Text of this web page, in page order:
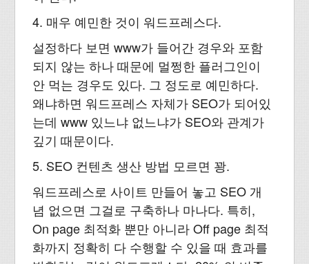
4. 매우 예민한 것이 워드프레스다.
설정하다 보면 www가 들어간 경우와 포함
되지 않는 하나 때문에 멀쩡한 플러그인이
안 먹는 경우도 있다. 그 정도로 예민하다.
왜냐하면 워드프레스 자체가 SEO가 되어있
는데 www 있느냐 없느냐가 SEO와 관계가
깊기 때문이다.
5. SEO 컨텐츠 생산 방법 모르면 꽝.
워드프레스로 사이트 만들어 놓고 SEO 개
념 없으면 그걸로 구축하나 마나다. 특히,
On page 최적화 뿐만 아니라 Off page 최적
화까지 정확히 다 수행할 수 있을 때 효과를